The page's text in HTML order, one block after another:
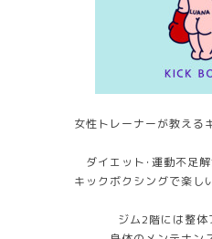
女性トレーナーが教える
ダイエット･運動不足
キックボクシングで楽し
ジム2階には整体